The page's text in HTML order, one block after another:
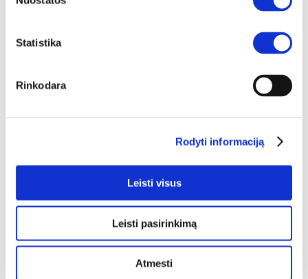
Statistika
Rinkodara
Rodyti informaciją
Leisti visus
Leisti pasirinkimą
Atmesti